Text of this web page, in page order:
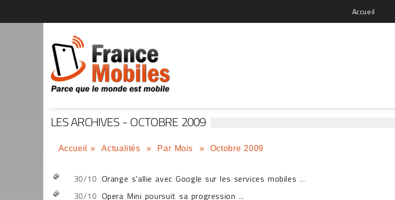
Accueil
LES ARCHIVES - OCTOBRE 2009
Accueil » Actualités » Par Mois » Octobre 2009
30/10 Orange s'allie avec Google sur les services mobiles ...
30/10 Opera Mini poursuit sa progression ...